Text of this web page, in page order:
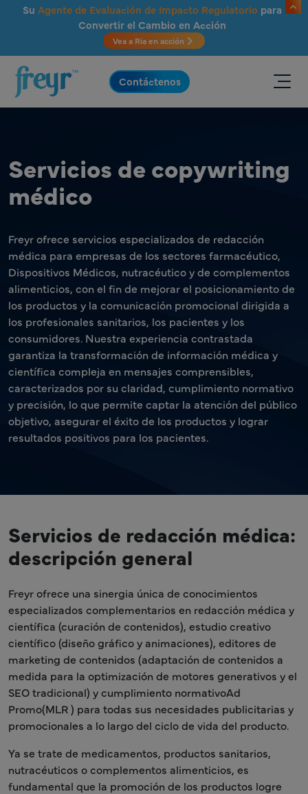
Saltar al contenido principal
Su Agente de Evaluación de Impacto Regulatorio para
Convertir el Cambio en Acción
Vea a Ria en acción
.
Contáctenos
Servicios de copywriting
médico
Freyr ofrece servicios especializados de redacción
médica para empresas de los sectores farmacéutico,
Dispositivos Médicos, nutracéutico y de complementos
alimenticios, con el fin de mejorar el posicionamiento de
los productos y la comunicación promocional dirigida a
los profesionales sanitarios, los pacientes y los
consumidores. Nuestra experiencia contrastada
garantiza la transformación de información médica y
científica compleja en mensajes comprensibles,
caracterizados por su claridad, cumplimiento normativo
y precisión, lo que permite captar la atención del público
objetivo, asegurar el éxito de los productos y lograr
resultados positivos para los pacientes.
Servicios de redacción médica:
descripción general
Freyr ofrece una sinergia única de conocimientos
especializados complementarios en redacción médica y
científica (curación de contenidos), estudio creativo
científico (diseño gráfico y animaciones), editores de
marketing de contenidos (adaptación de contenidos a
medida para la optimización de motores generativos y el
SEO tradicional) y cumplimiento normativoAd
Promo(MLR ) para todas sus necesidades publicitarias y
promocionales a lo largo del ciclo de vida del producto.
Ya se trate de medicamentos, productos sanitarios,
nutracéuticos o complementos alimenticios, es
fundamental que la promoción de los productos logre